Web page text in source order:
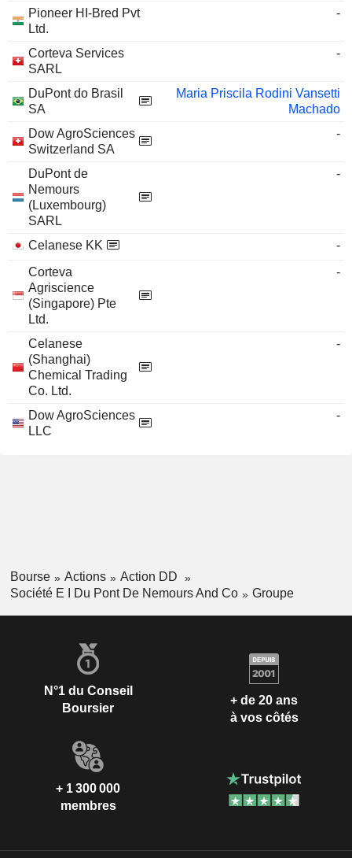
Pioneer HI-Bred Pvt
Ltd.
-
Corteva Services
SARL
-
DuPont do Brasil
SA
Maria Priscila Rodini Vansetti
Machado
Dow AgroSciences
Switzerland SA
-
DuPont de
Nemours
(Luxembourg)
SARL
-
Celanese KK
-
Corteva
Agriscience
(Singapore) Pte
Ltd.
-
Celanese
(Shanghai)
Chemical Trading
Co. Ltd.
-
Dow AgroSciences
LLC
-
Bourse Actions
Action DD
Société E I Du Pont De Nemours And Co
Groupe
N°1 du Conseil
Boursier
+ de 20 ans
à vos côtés
+ 1 300 000
membres